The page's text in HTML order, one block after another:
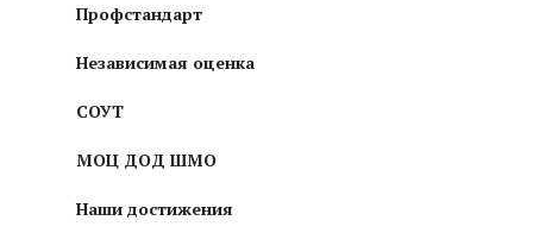
Профстандарт
Независимая оценка
СОУТ
МОЦ ДОД ШМО
Наши достижения